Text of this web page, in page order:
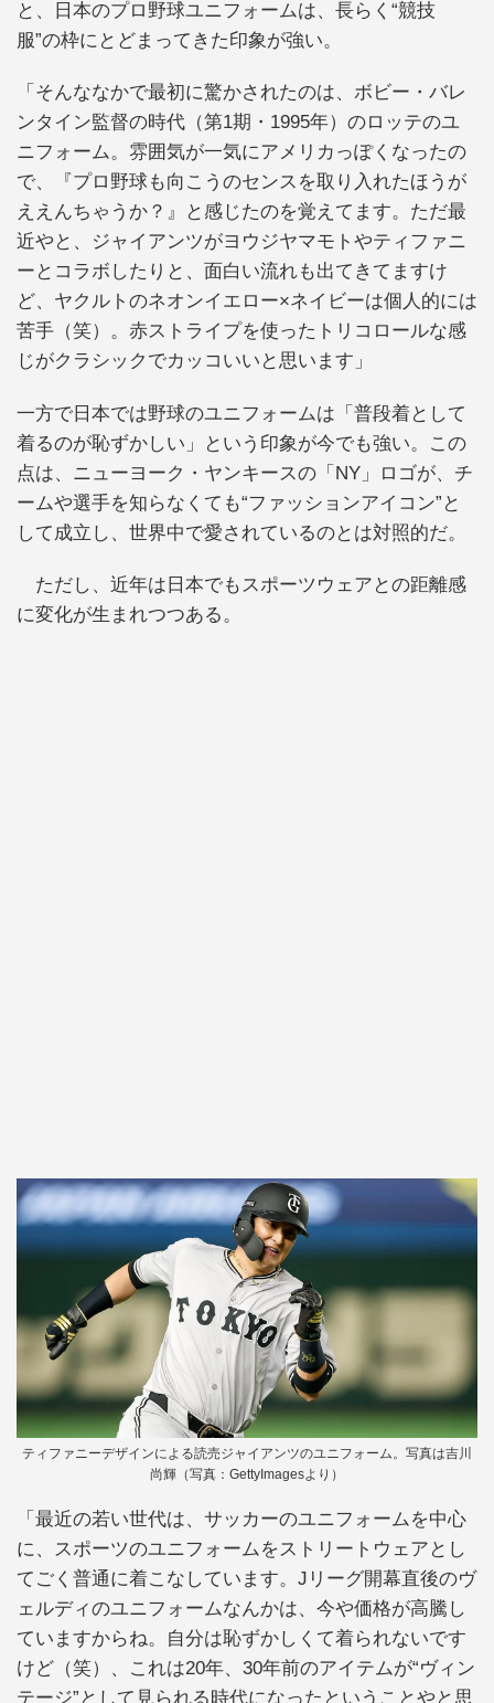
と、日本のプロ野球ユニフォームは、長らく“競技
服”の枠にとどまってきた印象が強い。
「そんななかで最初に驚かされたのは、ボビー・バレ
ンタイン監督の時代（第1期・1995年）のロッテのユ
ニフォーム。雰囲気が一気にアメリカっぽくなったの
で、『プロ野球も向こうのセンスを取り入れたほうが
ええんちゃうか？』と感じたのを覚えてます。ただ最
近やと、ジャイアンツがヨウジヤマモトやティファニ
ーとコラボしたりと、面白い流れも出てきてますけ
ど、ヤクルトのネオンイエロー×ネイビーは個人的には
苦手（笑）。赤ストライプを使ったトリコロールな感
じがクラシックでカッコいいと思います」
一方で日本では野球のユニフォームは「普段着として
着るのが恥ずかしい」という印象が今でも強い。この
点は、ニューヨーク・ヤンキースの「NY」ロゴが、チ
ームや選手を知らなくても“ファッションアイコン”と
して成立し、世界中で愛されているのとは対照的だ。
ただし、近年は日本でもスポーツウェアとの距離感
に変化が生まれつつある。
ティファニーデザインによる読売ジャイアンツのユニフォーム。写真は吉川
尚輝（写真：GettyImagesより）
「最近の若い世代は、サッカーのユニフォームを中心
に、スポーツのユニフォームをストリートウェアとし
てごく普通に着こなしています。Jリーグ開幕直後のヴ
ェルディのユニフォームなんかは、今や価格が高騰し
ていますからね。自分は恥ずかしくて着られないです
けど（笑）、これは20年、30年前のアイテムが“ヴィン
テージ”として見られる時代になったということやと思